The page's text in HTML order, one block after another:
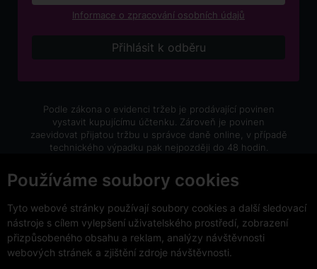
Používáme soubory cookies
Tyto webové stránky používají soubory cookies a další sledovací
nástroje s cílem vylepšení uživatelského prostředí, zobrazení
přizpůsobeného obsahu a reklam, analýzy návštěvnosti
webových stránek a zjištění zdroje návštěvnosti.
Informace o zpracování osobních údajů
Podle zákona o evidenci tržeb je prodávající povinen
vystavit kupujícímu účtenku. Zároveň je povinen
zaevidovat přijatou tržbu u správce daně online, v případě
technického výpadku pak nejpozději do 48 hodin.
nápojů osobám mladším 18 let.